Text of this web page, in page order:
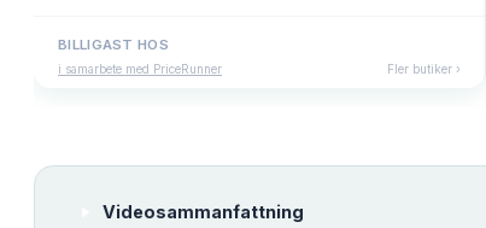
BILLIGAST HOS
i samarbete med PriceRunner Fler butiker ›
Videosammanfattning